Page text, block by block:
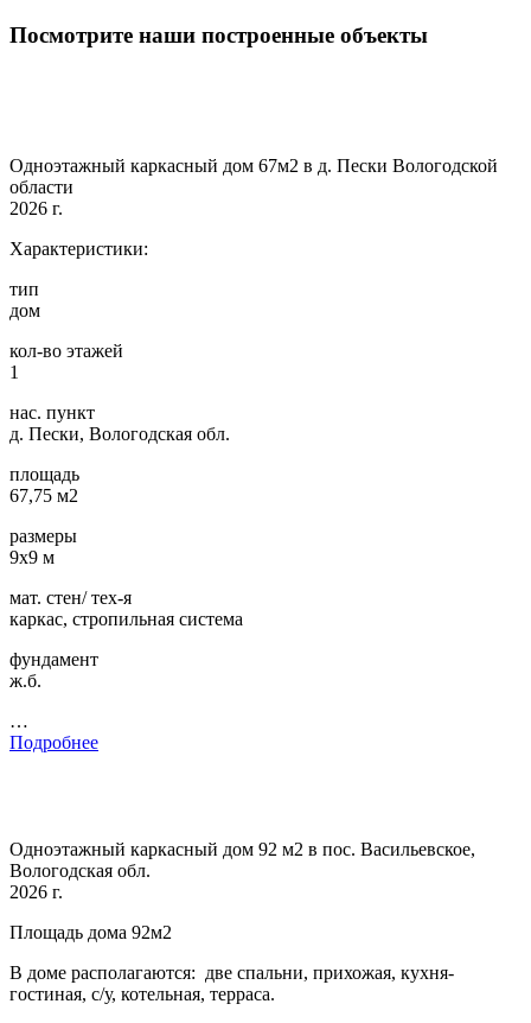
Посмотрите наши построенные объекты
Одноэтажный каркасный дом 67м2 в д. Пески Вологодской
области
2026 г.
Характеристики:
тип
дом
кол-во этажей
1
нас. пункт
д. Пески, Вологодская обл.
площадь
67,75 м2
размеры
9х9 м
мат. стен/ тех-я
каркас, стропильная система
фундамент
ж.б.
…
Подробнее
Одноэтажный каркасный дом 92 м2 в пос. Васильевское,
Вологодская обл.
2026 г.
Площадь дома 92м2
В доме располагаются: две спальни, прихожая, кухня-
гостиная, с/у, котельная, терраса.